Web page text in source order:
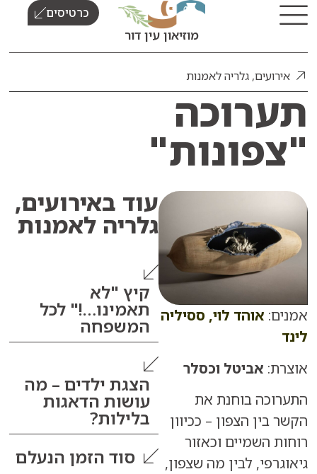
מוזיאון עין דור
כרטיסים
, גלריה לאמנות
עוד באירועים,
גלריה לאמנות
קיץ "לא
תאמינו…!" לכל
המשפחה
הצגת ילדים – מה
עושות הדאגות
בלילות?
סוד הזמן הנעלם
אוהד לוי, ססיליה
אביטל וכסלר
בוחנת את
הצפון – ככיוון
וכאזור
לבין מה שצפון,